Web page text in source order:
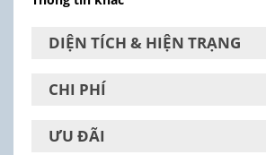
DIỆN TÍCH & HIỆN TRẠNG
CHI PHÍ
ƯU ĐÃI